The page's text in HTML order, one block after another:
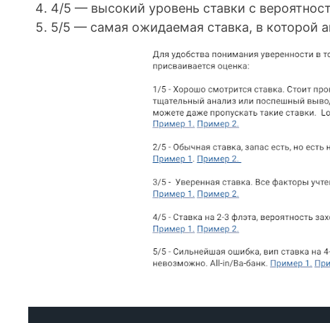
4/5 — высокий уровень ставки с
5/5 — самая ожидаемая ставка, в которой